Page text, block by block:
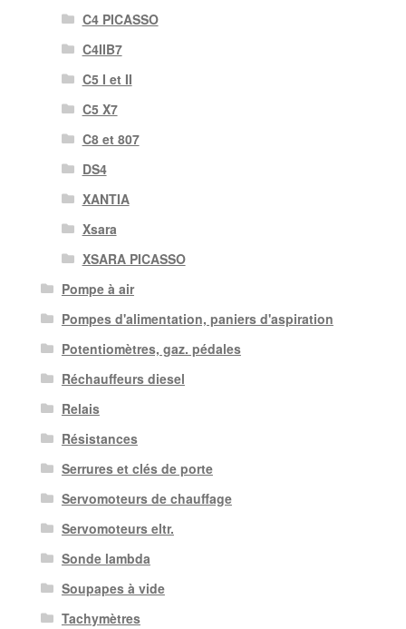
C4 PICASSO
C4IIB7
C5 I et II
C5 X7
C8 et 807
DS4
XANTIA
Xsara
XSARA PICASSO
Pompe à air
Pompes d'alimentation, paniers d'aspiration
Potentiomètres, gaz. pédales
Réchauffeurs diesel
Relais
Résistances
Serrures et clés de porte
Servomoteurs de chauffage
Servomoteurs eltr.
Sonde lambda
Soupapes à vide
Tachymètres